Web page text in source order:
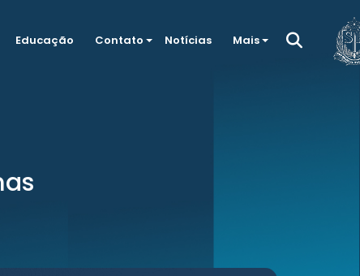
Educação Contato Notícias Mais